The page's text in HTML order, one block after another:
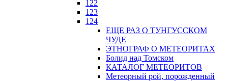
122
123
124
ЕЩЕ РАЗ О ТУНГУССКОМ
ЧУДЕ
ЭТНОГРАФ О МЕТЕОРИТАХ
Болид над Томском
КАТАЛОГ МЕТЕОРИТОВ
Метеорный рой, порожденный